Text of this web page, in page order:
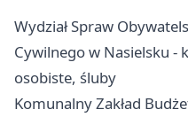
Wydział Spraw
Cywilnego w Nasielsku
osobiste, śluby
Komunalny Zakład